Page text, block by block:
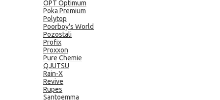
OPT Optimum
Poka Premium
Polytop
Poorboy's World
Pozostali
Profix
Proxxon
Pure Chemie
QJUTSU
Rain-X
Revive
Rupes
Santoemma